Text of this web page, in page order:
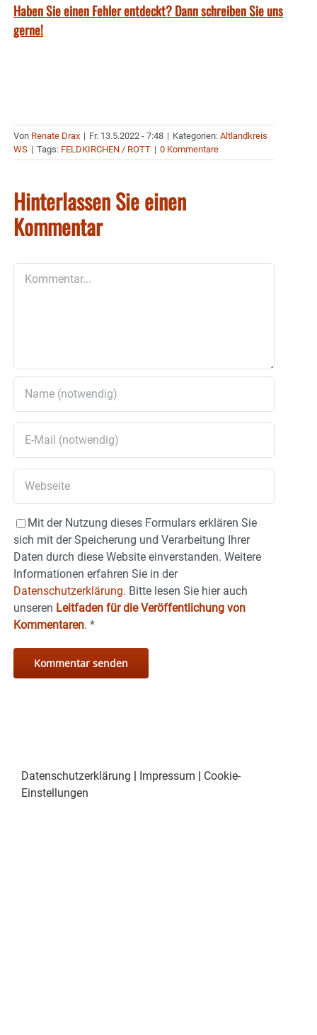
Haben Sie einen Fehler entdeckt? Dann schreiben Sie uns
gerne!
Von Renate Drax | Fr. 13.5.2022 - 7:48 | Kategorien: Altlandkreis
WS | Tags: FELDKIRCHEN / ROTT | 0 Kommentare
Hinterlassen Sie einen
Kommentar
Mit der Nutzung dieses Formulars erklären Sie
sich mit der Speicherung und Verarbeitung Ihrer
Daten durch diese Website einverstanden. Weitere
Informationen erfahren Sie in der
Datenschutzerklärung. Bitte lesen Sie hier auch
unseren Leitfaden für die Veröffentlichung von
Kommentaren. *
Datenschutzerklärung | Impressum | Cookie-
Einstellungen